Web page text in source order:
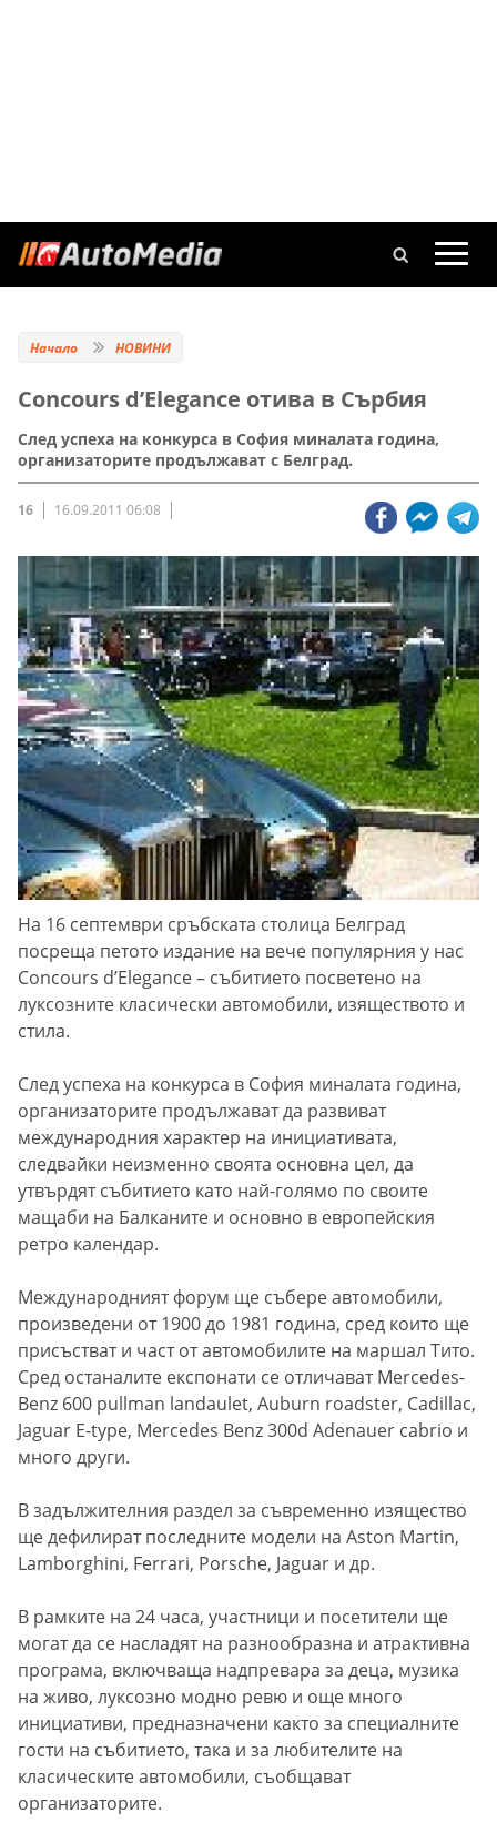
Начало НОВИНИ
Concours d’Elegance отива в Сърбия
След успеха на конкурса в София миналата година,
организаторите продължават с Белград.
16 16.09.2011 06:08
На 16 септември сръбската столица Белград
посреща петото издание на вече популярния у нас
Concours d’Elegance – събитието посветено на
луксозните класически автомобили, изяществото и
стила.
След успеха на конкурса в София миналата година,
организаторите продължават да развиват
международния характер на инициативата,
следвайки неизменно своята основна цел, да
утвърдят събитието като най-голямо по своите
мащаби на Балканите и основно в европейския
ретро календар.
Международният форум ще събере автомобили,
произведени от 1900 до 1981 година, сред които ще
присъстват и част от автомобилите на маршал Тито.
Сред останалите експонати се отличават Mercedes-
Benz 600 pullman landaulet, Auburn roadster, Cadillac,
Jaguar E-type, Mercedes Benz 300d Adenauer cabrio и
много други.
В задължителния раздел за съвременно изящество
ще дефилират последните модели на Aston Martin,
Lamborghini, Ferrari, Porsche, Jaguar и др.
В рамките на 24 часа, участници и посетители ще
могат да се насладят на разнообразна и атрактивна
програма, включваща надпревара за деца, музика
на живо, луксозно модно ревю и още много
инициативи, предназначени както за специалните
гости на събитието, така и за любителите на
класическите автомобили, съобщават
организаторите.